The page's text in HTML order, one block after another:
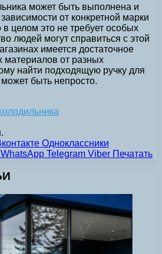
может быть выполнена и
от конкретной марки
целом это не требует особых
людей могут справиться с этой
имеется достаточное
материалов от разных
найти подходящую ручку для
быть непросто.
Одноклассники
WhatsApp Telegram Viber Печатать